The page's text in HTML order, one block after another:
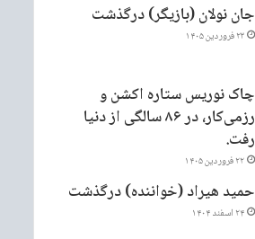
جان نولان (بازیگر) درگذشت
۲۳ فروردین ۱۴۰۵
چاک نوریس ستاره اکشن و
رزمی‌کار، در ۸۶ سالگی از دنیا
رفت.
۲۲ فروردین ۱۴۰۵
حمید هیراد (خواننده) درگذشت
۲۴ اسفند ۱۴۰۴